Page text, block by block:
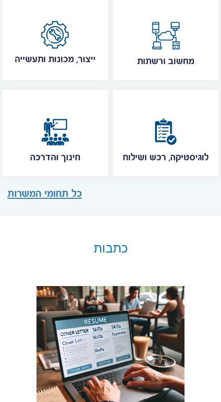
ייצור, מכונות ותעשייה מחשוב ורשתות
חינוך והדרכה לוגיסטיקה, רכש ושילוח
כל תחומי המשרות
כתבות